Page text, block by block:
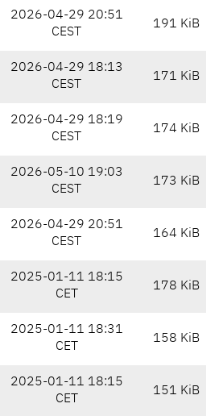
2026-04-29 20:51
CEST
191 KiB
2026-04-29 18:13
CEST
171 KiB
2026-04-29 18:19
CEST
174 KiB
2026-05-10 19:03
CEST
173 KiB
2026-04-29 20:51
CEST
164 KiB
2025-01-11 18:15
CET
178 KiB
2025-01-11 18:31
CET
158 KiB
2025-01-11 18:15
CET
151 KiB